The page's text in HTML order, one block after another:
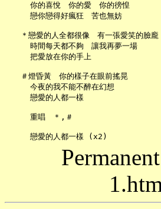
     你的喜悅　你的愛　你的徬惶
     戀你戀得好瘋狂　苦也無妨
   ＊戀愛的人全都很像　有一張愛笑的臉龐
     時間每天都不夠　讓我再夢一場
     把愛放在你的手上
   ＃燈昏黃　你的樣子在眼前搖晃
     今夜的我不能不醉在幻想
     戀愛的人都一樣
     重唱　＊,＃